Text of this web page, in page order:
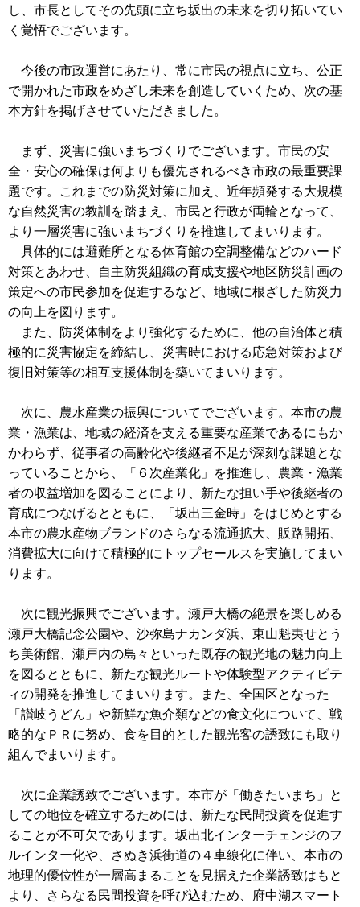
し、市長としてその先頭に立ち坂出の未来を切り拓いてい
く覚悟でございます。
今後の市政運営にあたり、常に市民の視点に立ち、公正
で開かれた市政をめざし未来を創造していくため、次の基
本方針を掲げさせていただきました。
まず、災害に強いまちづくりでございます。市民の安
全・安心の確保は何よりも優先されるべき市政の最重要課
題です。これまでの防災対策に加え、近年頻発する大規模
な自然災害の教訓を踏まえ、市民と行政が両輪となって、
より一層災害に強いまちづくりを推進してまいります。
具体的には避難所となる体育館の空調整備などのハード
対策とあわせ、自主防災組織の育成支援や地区防災計画の
策定への市民参加を促進するなど、地域に根ざした防災力
の向上を図ります。
また、防災体制をより強化するために、他の自治体と積
極的に災害協定を締結し、災害時における応急対策および
復旧対策等の相互支援体制を築いてまいります。
次に、農水産業の振興についてでございます。本市の農
業・漁業は、地域の経済を支える重要な産業であるにもか
かわらず、従事者の高齢化や後継者不足が深刻な課題とな
っていることから、「６次産業化」を推進し、農業・漁業
者の収益増加を図ることにより、新たな担い手や後継者の
育成につなげるとともに、「坂出三金時」をはじめとする
本市の農水産物ブランドのさらなる流通拡大、販路開拓、
消費拡大に向けて積極的にトップセールスを実施してまい
ります。
次に観光振興でございます。瀬戸大橋の絶景を楽しめる
瀬戸大橋記念公園や、沙弥島ナカンダ浜、東山魁夷せとう
ち美術館、瀬戸内の島々といった既存の観光地の魅力向上
を図るとともに、新たな観光ルートや体験型アクティビテ
ィの開発を推進してまいります。また、全国区となった
「讃岐うどん」や新鮮な魚介類などの食文化について、戦
略的なＰＲに努め、食を目的とした観光客の誘致にも取り
組んでまいります。
次に企業誘致でございます。本市が「働きたいまち」と
しての地位を確立するためには、新たな民間投資を促進す
ることが不可欠であります。坂出北インターチェンジのフ
ルインター化や、さぬき浜街道の４車線化に伴い、本市の
地理的優位性が一層高まることを見据えた企業誘致はもと
より、さらなる民間投資を呼び込むため、府中湖スマート